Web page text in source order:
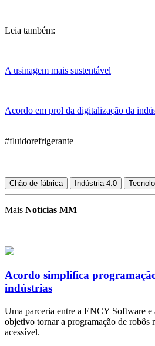
Leia também:
A usinagem mais sustentável
Acordo em prol da digitalização da
#fluidorefrigerante
Chão de fábrica Indústria 4.0
Mais Notícias MM
Acordo simplifica
indústrias
Uma parceria entre a ENCY Software
objetivo tornar a programação de robôs
acessível.